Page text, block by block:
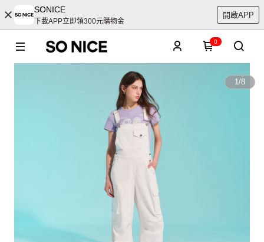
SONICE
下載APP立即領300元購物金
開啟APP
0
1/8